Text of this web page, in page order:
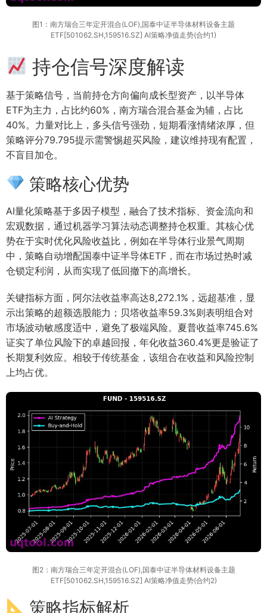
图1：南方瑞合三年定开混合(LOF),国泰中证半导体材料设备主题
ETF[501062.SH,159516.SZ] AI策略净值走势(合约1)
持仓信号深度解读
基于策略信号，当前持仓方向偏向成长型资产，以半导体
ETF为主力，占比约60%，南方瑞合混合基金为辅，占比
40%。力量对比上，多头信号强劲，短期看涨情绪浓厚，但
策略评分79.795提示需警惕超买风险，建议维持现有配置，
不盲目加仓。
策略核心优势
AI量化策略基于多因子模型，融合了技术指标、资金流向和
宏观数据，通过机器学习算法动态调整持仓权重。其核心优
势在于实时优化风险收益比，例如在半导体行业景气周期
中，策略自动增配国泰中证半导体ETF，而在市场过热时减
仓锁定利润，从而实现了低回撤下的高增长。
关键指标方面，阿尔法收益率高达8,272.1%，远超基准，显
示出策略的超额选股能力；贝塔收益率59.3%则表明组合对
市场波动敏感度适中，避免了极端风险。夏普收益率745.6%
证实了单位风险下的卓越回报，年化收益360.4%更是验证了
长期复利效应。相较于传统基金，该组合在收益和风险控制
上均占优。
图2：南方瑞合三年定开混合(LOF),国泰中证半导体材料设备主题
ETF[501062.SH,159516.SZ] AI策略净值走势(合约2)
策略指标解析